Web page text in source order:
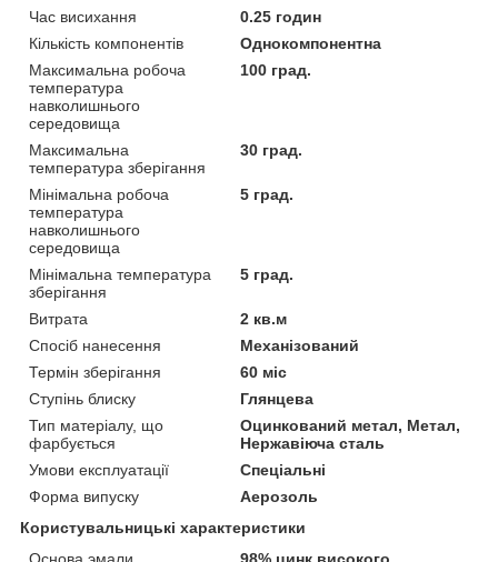
Час висихання
0.25 годин
Кількість компонентів
Однокомпонентна
Максимальна робоча
температура
навколишнього
середовища
100 град.
Максимальна
температура зберігання
30 град.
Мінімальна робоча
температура
навколишнього
середовища
5 град.
Мінімальна температура
зберігання
5 град.
Витрата
2 кв.м
Спосіб нанесення
Механізований
Термін зберігання
60 міс
Ступінь блиску
Глянцева
Тип матеріалу, що
фарбується
Оцинкований метал, Метал,
Нержавіюча сталь
Умови експлуатації
Спеціальні
Форма випуску
Аерозоль
Користувальницькі характеристики
Основа эмали
98% цинк високого